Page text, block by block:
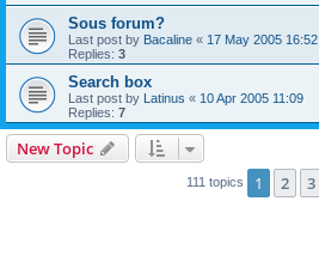
Sous forum?
Last post by Bacaline « 17 May 2005 16:52
Replies: 3
Search box
Last post by Latinus « 10 Apr 2005 11:09
Replies: 7
New Topic
111 topics 1 2 3